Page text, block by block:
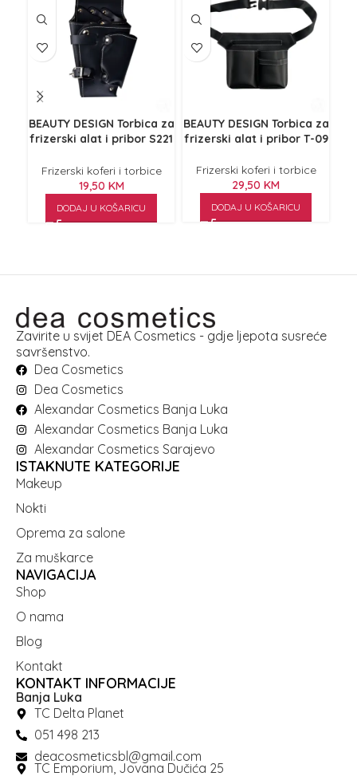
BEAUTY DESIGN Torbica za
frizerski alat i pribor S221
Frizerski koferi i torbice
19,50 KM
DODAJ U KOŠARICU
BEAUTY DESIGN Torbica za
frizerski alat i pribor T-09
Frizerski koferi i torbice
29,50 KM
DODAJ U KOŠARICU
Zavirite u svijet DEA Cosmetics - gdje ljepota susreće
savršenstvo.
Dea Cosmetics
Dea Cosmetics
Alexandar Cosmetics Banja Luka
Alexandar Cosmetics Banja Luka
Alexandar Cosmetics Sarajevo
ISTAKNUTE KATEGORIJE
Makeup
Nokti
Oprema za salone
Za muškarce
NAVIGACIJA
Shop
O nama
Blog
Kontakt
KONTAKT INFORMACIJE
Banja Luka
TC Delta Planet
051 498 213
deacosmeticsbl@gmail.com
TC Emporium, Jovana Dučića 25